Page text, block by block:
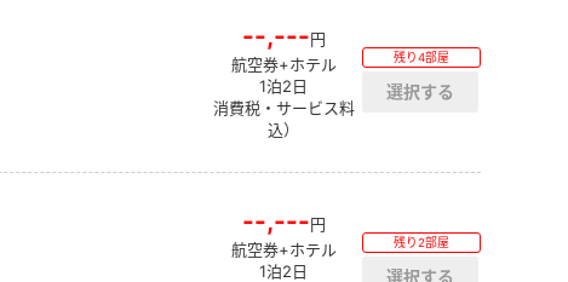
--,---円
航空券+ホテル
1泊2日
消費税・サービス料
込）
残り4部屋
--,---円
航空券+ホテル
1泊2日
残り2部屋